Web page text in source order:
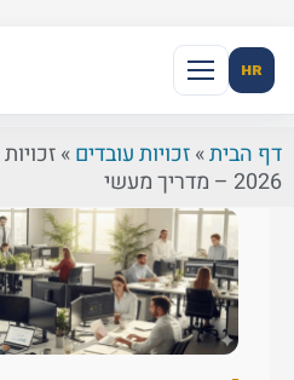
HR
דף הבית»זכויות עובדים»
2026 – מדריך מעשי